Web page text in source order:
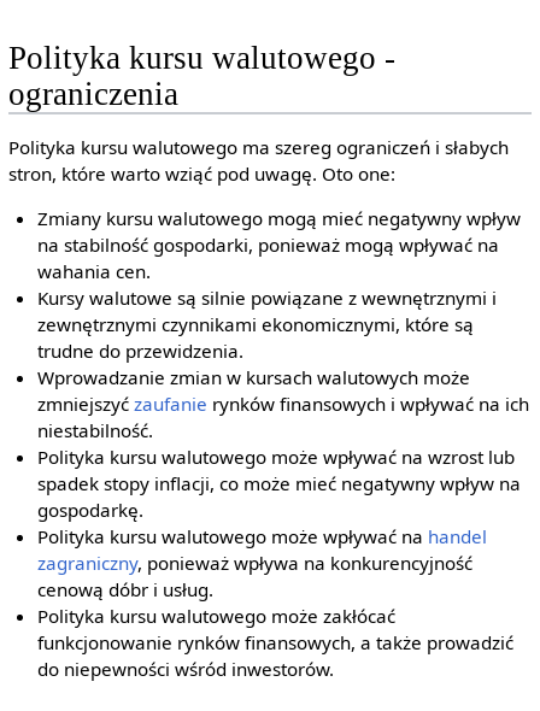
Polityka kursu walutowego -
ograniczenia
Polityka kursu walutowego ma szereg ograniczeń i słabych
stron, które warto wziąć pod uwagę. Oto one:
Zmiany kursu walutowego mogą mieć negatywny wpływ
na stabilność gospodarki, ponieważ mogą wpływać na
wahania cen.
Kursy walutowe są silnie powiązane z wewnętrznymi i
zewnętrznymi czynnikami ekonomicznymi, które są
trudne do przewidzenia.
Wprowadzanie zmian w kursach walutowych może
zmniejszyćzaufanie rynków finansowych i wpływać na ich
niestabilność.
Polityka kursu walutowego może wpływać na wzrost lub
spadek stopy inflacji, co może mieć negatywny wpływ na
gospodarkę.
Polityka kursu walutowego może wpływać na handel
zagraniczny, ponieważ wpływa na konkurencyjność
cenową dóbr i usług.
Polityka kursu walutowego może zakłócać
funkcjonowanie rynków finansowych, a także prowadzić
do niepewności wśród inwestorów.